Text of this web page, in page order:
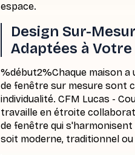
espace.
Design Sur-
Adaptées à
%début2%Chaque maison
de fenêtre sur mesure sont
individualité. CFM Lucas -
travaille en étroite
de fenêtre qui
soit moderne, traditionnel